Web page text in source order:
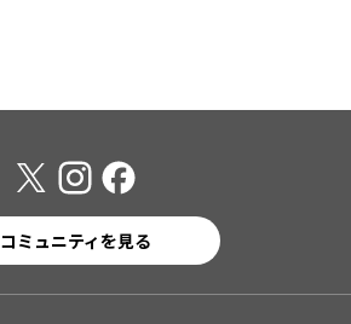
コミュニティを見る